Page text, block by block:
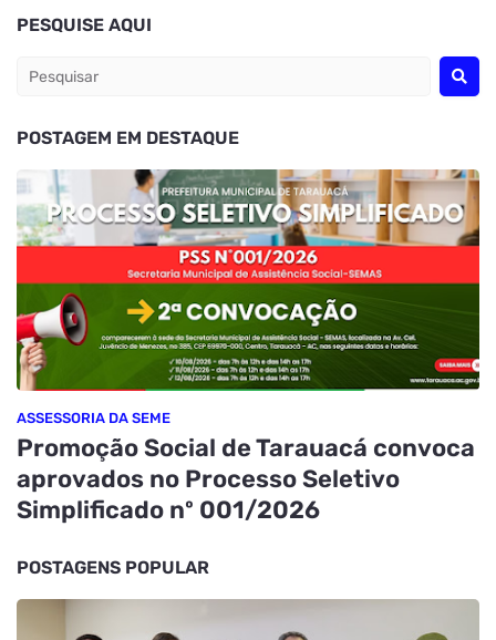
PESQUISE AQUI
POSTAGEM EM DESTAQUE
ASSESSORIA DA SEME
Promoção Social de Tarauacá convoca
aprovados no Processo Seletivo
Simplificado nº 001/2026
POSTAGENS POPULAR